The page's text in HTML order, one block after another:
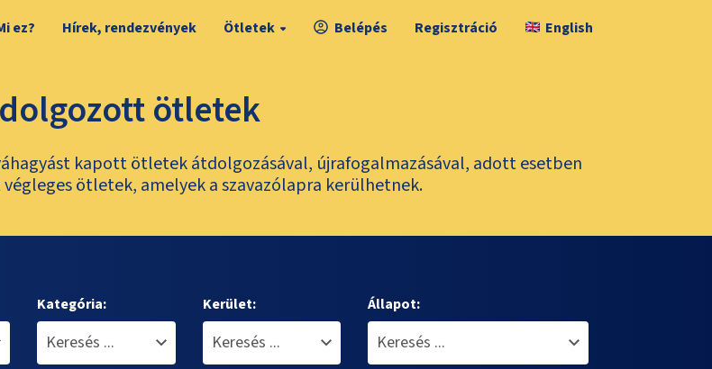
ez? Hírek, rendezvények Ötletek Belépés Regisztráció English
ötletek
kapott ötletek átdolgozásával, újrafogalmazásával, adott esetben
ötletek, amelyek a szavazólapra kerülhetnek.
Kategória: Kerület: Állapot: